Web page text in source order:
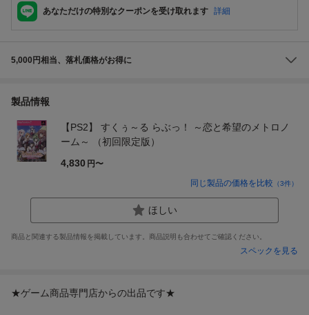
あなただけの特別なクーポンを受け取れます 詳細
5,000円相当、落札価格がお得に
製品情報
【PS2】 すくぅ～る らぶっ！ ～恋と希望のメトロノ
ーム～ （初回限定版）
4,830 円〜
同じ製品の価格を比較 （3件）
ほしい
商品と関連する製品情報を掲載しています。商品説明も合わせてご確認ください。
スペックを見る
★ゲーム商品専門店からの出品です★